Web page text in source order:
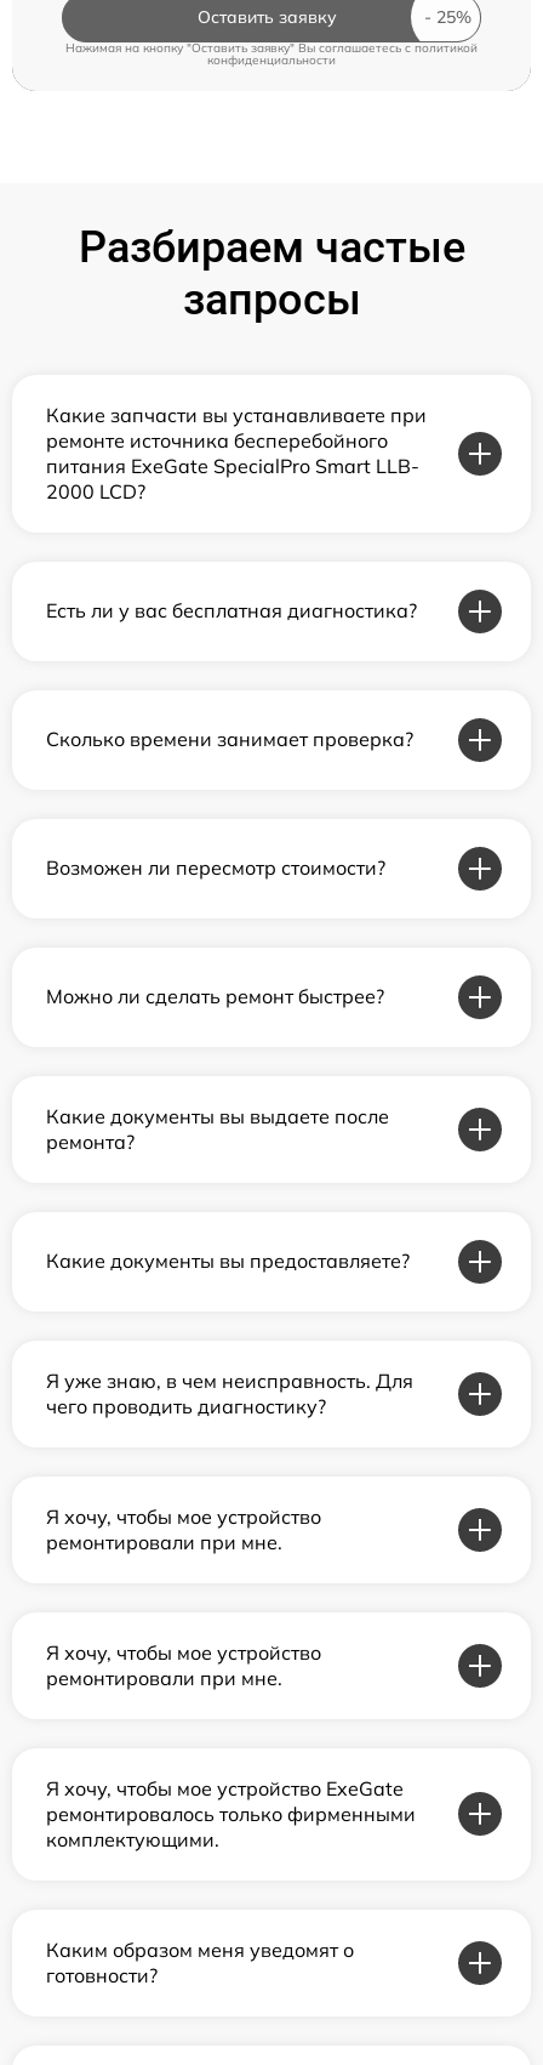
Оставить заявку
Нажимая на кнопку "Оставить заявку" Вы соглашаетесь cполитикой
конфиденциальности
Разбираем частые
запросы
Какие запчасти вы устанавливаете при
ремонте источника бесперебойного
питания ExeGate SpecialPro Smart LLB-
2000 LCD?
Есть ли у вас бесплатная диагностика?
Сколько времени занимает проверка?
Возможен ли пересмотр стоимости?
Можно ли сделать ремонт быстрее?
Какие документы вы выдаете после
ремонта?
Какие документы вы предоставляете?
Я уже знаю, в чем неисправность. Для
чего проводить диагностику?
Я хочу, чтобы мое устройство
ремонтировали при мне.
Я хочу, чтобы мое устройство
ремонтировали при мне.
Я хочу, чтобы мое устройство ExeGate
ремонтировалось только фирменными
комплектующими.
Каким образом меня уведомят о
готовности?